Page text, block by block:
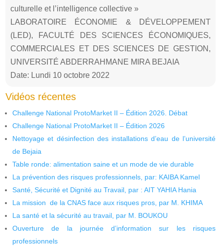
culturelle et l’intelligence collective »
LABORATOIRE ÉCONOMIE & DÉVELOPPEMENT
(LED), FACULTÉ DES SCIENCES ÉCONOMIQUES,
COMMERCIALES ET DES SCIENCES DE GESTION,
UNIVERSITÉ ABDERRAHMANE MIRA BEJAIA
Date: Lundi 10 octobre 2022
Vidéos récentes
Challenge National ProtoMarket II – Édition 2026. Débat
Challenge National ProtoMarket II – Édition 2026
Nettoyage et désinfection des installations d’eau de l’université
de Bejaia
Table ronde: alimentation saine et un mode de vie durable
La prévention des risques professionnels, par: KAIBA Kamel
Santé, Sécurité et Dignité au Travail, par : AIT YAHIA Hania
La mission de la CNAS face aux risques pros, par M. KHIMA
La santé et la sécurité au travail, par M. BOUKOU
Ouverture de la journée d’information sur les risques
professionnels